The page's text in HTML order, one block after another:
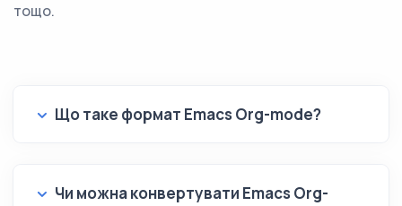
тощо.
Що таке формат Emacs Org-mode?
Чи можна конвертувати Emacs Org-